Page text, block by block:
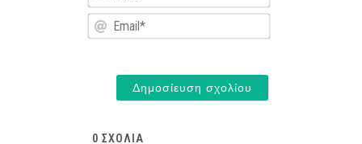
Email*
0 ΣΧΌΛΙΑ